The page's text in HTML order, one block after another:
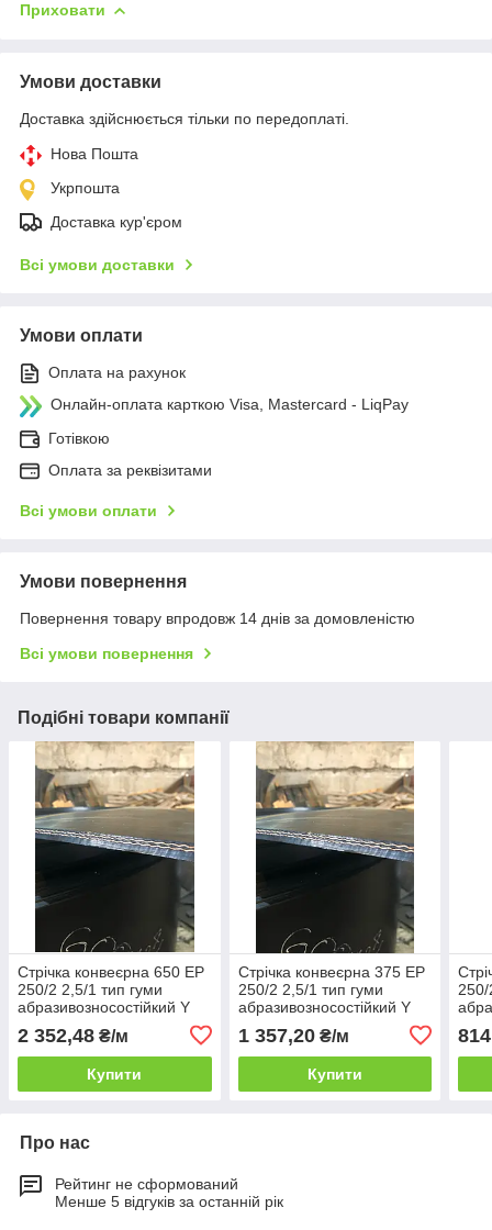
Приховати
Умови доставки
Доставка здійснюється тільки по передоплаті.
Нова Пошта
Укрпошта
Доставка кур'єром
Всі умови доставки
Умови оплати
Оплата на рахунок
Онлайн-оплата карткою Visa, Mastercard - LiqPay
Готівкою
Оплата за реквізитами
Всі умови оплати
Умови повернення
Повернення товару впродовж 14 днів за домовленістю
Всі умови повернення
Подібні товари компанії
Стрічка конвеєрна 650 EP
250/2 2,5/1 тип гуми
абразивозносостійкий Y
(товщина 6 мм)
2 352,48 ₴/м
Купити
Стрічка конвеєрна 375 EP
250/2 2,5/1 тип гуми
абразивозносостійкий Y
(товщина 6 мм)
1 357,20₴/м
Купити
250/
Про нас
Рейтинг не сформований
Менше 5 відгуків за останній рік